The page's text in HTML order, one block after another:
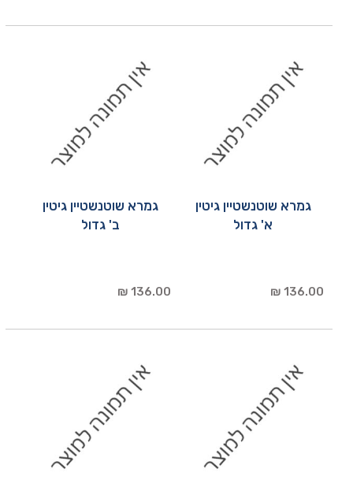
גמרא שוטנשטיין גיטין
א' גדול
136.00 ₪
גמרא שוטנשטיין גיטין
ב' גדול
136.00 ₪